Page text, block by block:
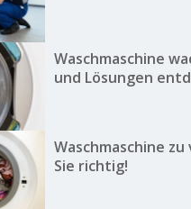
Waschmaschine
und Lösungen
Waschmaschine zu
Sie richtig!